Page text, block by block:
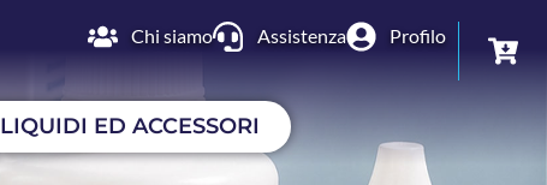
Chi siamo Assistenza Profilo
LIQUIDI ED ACCESSORI